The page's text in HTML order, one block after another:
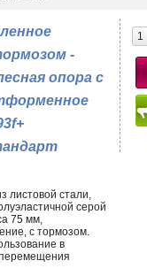
-
опора с
листовой стали,
серой
75 мм,
с тормозом.
в